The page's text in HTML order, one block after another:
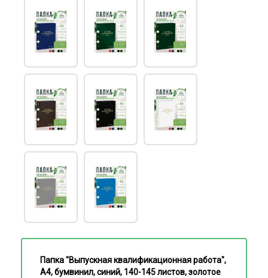
Папка "Выпускная квалификационная работа",
А4, бумвинил, синий, 140-145 листов, золотое